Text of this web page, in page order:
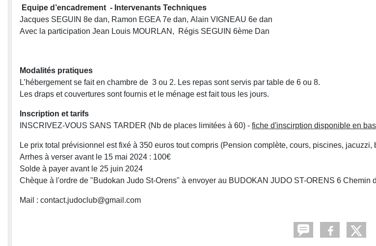
Equipe d’encadrement - Intervenants Techniques
Jacques SEGUIN 8e dan, Ramon EGEA 7e dan, Alain VIGNEAU 6e dan
Avec la participation Jean Louis MOURLAN, Régis SEGUIN 6ème Dan
Modalités pratiques
L’hébergement se fait en chambre de 3 ou 2. Les repas sont servis par table de 6 ou 8.
Les draps et couvertures sont fournis et le ménage est fait tous les jours.
Inscription et tarifs
INSCRIVEZ-VOUS SANS TARDER (Nb de places limitées à 60) - fiche d'inscirption disponible en
Le prix total prévisionnel est fixé à 350 euros tout compris (Pension complète, cours, piscines,
Arrhes à verser avant le 15 mai 2024 : 100€
Solde à payer avant le 25 juin 2024
Chèque à l'ordre de "Budokan Judo St-Orens" à envoyer au BUDOKAN JUDO ST-ORENS 6 Chemin
Mail : contact.judoclub@gmail.com